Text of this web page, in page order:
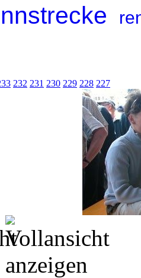
232 231 230 229 228 227